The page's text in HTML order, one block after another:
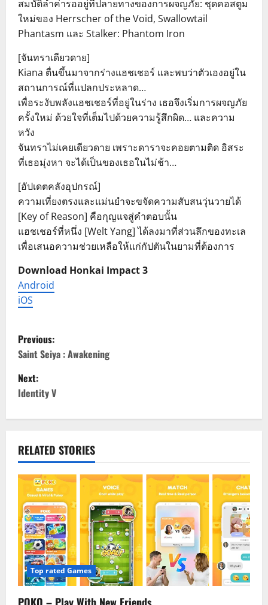
สมบัติล้ำค่ารออยู่ที่ปลายทางของการผจญภัย: ชุดคอสตูม
ใหม่ของ Herrscher of the Void, Swallowtail
Phantasm และ Stalker: Phantom Iron
[จันทราเดียวดาย]
Kiana ตื่นขึ้นมาจากร่างแฮชเชอร์ และพบว่าตัวเองอยู่ใน
สถานการณ์ที่แปลกประหลาด…
เพื่อระงับพลังแฮชเชอร์ที่อยู่ในร่าง เธอจึงเริ่มการผจญภัย
ครั้งใหม่ ด้วยใจที่เต็มไปด้วยความรู้สึกผิด… และความ
หวัง
จันทราไม่เคยเดียวดาย เพราะดาราจะคอยตามติด อิสระ
ที่เธอมุ่งหา จะได้เป็นของเธอในไม่ช้า…
[อัปเดตคลังอุปกรณ์]
ความเที่ยงตรงและแม่นยำจะขจัดความสับสนวุ่นวายได้
[Key of Reason] คือกุญแจสู่คำตอบนั้น
แฮชเชอร์ที่หนึ่ง [Welt Yang] ได้ลงมาที่ส่วนลึกของทะเล
เพื่อเสนอความช่วยเหลือให้แก่กัปตันในยามที่ต้องการ
Download Honkai Impact 3
Android
iOS
P
o
s
a
v
i
g
a
t
Previous:
Saint Seiya : Awakening
Next:
Identity V
RELATED STORIES
Top rated Games